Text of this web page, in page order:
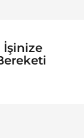
İşinize